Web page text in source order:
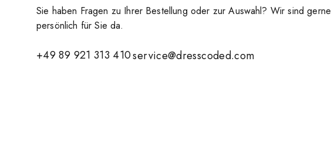
Sie haben Fragen zu Ihrer Bestellung oder zur Auswahl? Wir sind gerne
persönlich für Sie da.
+49 89 921 313 410service@dresscoded.com